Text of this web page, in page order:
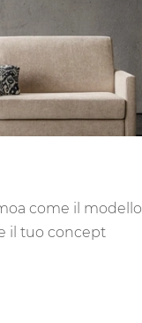
come il modello
il tuo concept